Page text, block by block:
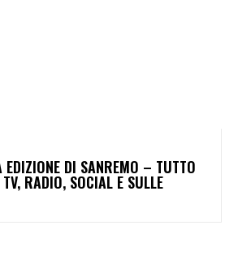
DI SANREMO – TUTTO
RADIO, SOCIAL E SULLE